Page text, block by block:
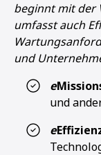
beginnt mit der
umfasst auch
und
e
und
e